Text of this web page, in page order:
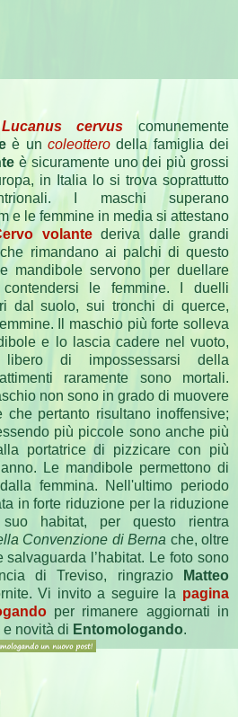
Lucanus cervus comunemente
è un coleotterodella famiglia dei
è sicuramente uno dei più grossi
in Italia lo si trova soprattutto
I maschi superano
e le femmine in media si attestano
volantederiva dalle grandi
rimandano ai palchi di questo
mandibole servono per duellare
le femmine. I duelli
dal suolo, sui tronchi di querce,
Il maschio più forte solleva
e lo lascia cadere nel vuoto,
di impossessarsi della
raramente sono mortali.
non sono in grado di muovere
pertanto risultano inoffensive;
più piccole sono anche più
portatrice di pizzicare con più
Le mandibole permettono di
femmina. Nell'ultimo periodo
in forte riduzione per la riduzione
habitat, per questo rientra
Convenzione di Berna che, oltre
l’habitat. Le foto sono
di Treviso, ringrazio
Matteo
Vi invito a seguire la pagina
per rimanere aggiornati in
novità di Entomologando.